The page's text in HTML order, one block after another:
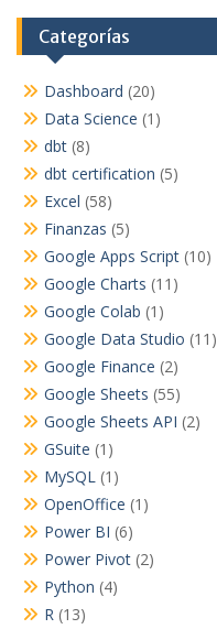
Categorías
Dashboard (20)
Data Science (1)
dbt (8)
dbt certification (5)
Excel (58)
Finanzas (5)
Google Apps Script (10)
Google Charts (11)
Google Colab (1)
Google Data Studio (11)
Google Finance (2)
Google Sheets (55)
Google Sheets API (2)
GSuite (1)
MySQL (1)
OpenOffice (1)
Power BI (6)
Power Pivot (2)
Python (4)
R (13)